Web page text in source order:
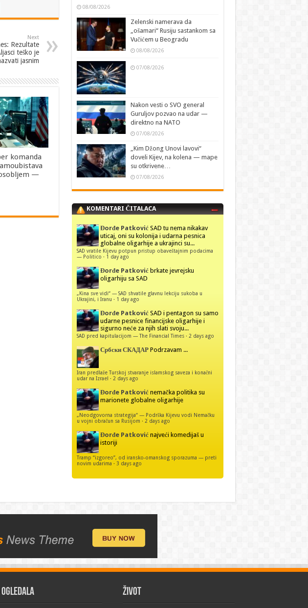
Next
Rezultate
teško je
jasnim
komanda
—
08/08/2026
Zelenski namerava da
„ošamari“ Rusiju sastankom sa
Vučićem u Beogradu
08/08/2026
07/08/2026
Nakon vesti o SVO general
Guruljov pozvao na udar —
direktno na NATO
07/08/2026
„Kim Džong Unovi lavovi“
doveli Kijev, na kolena — mape
su otkrivene…
07/08/2026
KOMENTARI ČITALACA
Đorđe Patković SAD tu nema nikakav
uticaj, oni su kolonija i udarna pesnica
globalne oligarhije a ukrajinci su...
SAD vratile Kijevu potpun pristup obaveštajnim podacima
— Politico · 1 day ago
Đorđe Patković brkate jevrejsku
oligarhiju sa SAD
„Kina sve vidi“ — SAD shvatile glavnu lekciju sukoba u
Ukrajini, i Iranu · 1 day ago
Đorđe Patković SAD i pentagon su samo
udarne pesnice financijske oligarhije i
sigurno neće za njih slati svoju...
SAD pred kapitulacijom — The Financial Times· 2 days ago
Србски СКАДАР Podrzavam ...
Iran predlaže Turskoj stvaranje islamskog saveza i konačni
udar na Izrael · 2 days ago
Đorđe Patković nemačka politika su
marionete globalne oligarhije
„Neodgovorna strategija“ — Podrška Kijevu vodi Nemačku
u vojni obračun sa Rusijom · 2 days ago
Đorđe Patković najveći komedijaš u
istoriji
Tramp “izgoreo”, od iransko-omanskog sporazuma — preti
novim udarima · 3 days ago
ŽIVOT